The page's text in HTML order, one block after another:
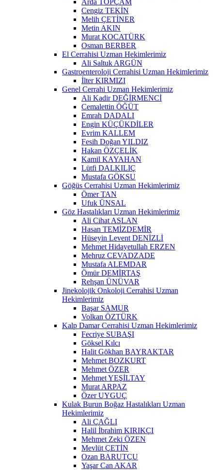
Cengiz TEKİN
Melih ÇETİNER
Metin AKIN
Murat KOCATÜRK
Osman BERBER
El Cerrahisi Uzman Hekimlerimiz
Ali Saltuk ARGÜN
Gastroenteroloji Cerrahisi Uzman Hekimlerimiz
İlter KIRMIZI
Genel Cerrahi Uzman Hekimlerimiz
Ali Kadir DEĞİRMENCİ
Cemalettin ÖĞÜT
Emrah DADALI
Engin KÜÇÜKDİLER
Evrim KALLEM
Fesih Doğan YILDIZ
Hakan ÖZÇELİK
Kamil KAYAHAN
Lütfi DALKILIÇ
Mustafa GÖKSU
Göğüs Cerrahisi Uzman Hekimlerimiz
Ömer TAN
Ufuk ÜNSAL
Göz Hastalıkları Uzman Hekimlerimiz
Ali Cihat ASLAN
Hasan TEMİZDEMİR
Hüseyin Levent DENİZLİ
Mehmet Hidayetullah ERZEN
Mehruz CEVADZADE
Mustafa ALEMDAR
Ömür DEMİRTAŞ
Rehşan ÜNÜVAR
Jinekolojik Onkoloji Cerrahisi Uzman
Hekimlerimiz
Başar SAMUR
Volkan ÖZTÜRK
Kalp Damar Cerrahisi Uzman Hekimlerimiz
Fecriye SUBAŞI
Göksel Kılcı
Halit Gökhan BAYRAKTAR
Mehmet BOZKURT
Mehmet ÖZER
Mehmet YEŞİLTAY
Murat ARPAZ
Özer UYGUÇ
Kulak Burun Boğaz Hastalıkları Uzman
Hekimlerimiz
Ali ÇAĞLI
Halil İbrahim KIRIKÇI
Mehmet Zeki ÖZEN
Mevlüt ÇETİN
Ozan BARUTÇU
Yaşar Can AKAR